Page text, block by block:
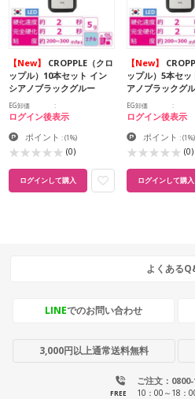
【New】
ップル）10本セット イン
シアノブラックグルー
EG卸価
ログイン後表示
ポイント :(1%)
(0)
ログインして購入
【New】
ップル）5本セッ
アノブラックグ
EG卸価
ログイン後表示
ポイント :(1%)
(0)
ログインして購入
よくある
LINEでのお問い合わせ
3,000円以上通常送料無料
ご注文：
FREE 10：00～18：